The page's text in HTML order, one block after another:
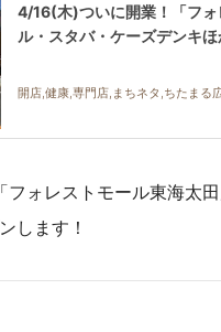
4/16(木)ついに開業！「フ
ル・スタバ・ケーズデンキ
開店,健康,専門店,まちネタ,ちたまる
「フォレストモール東海太田
します！